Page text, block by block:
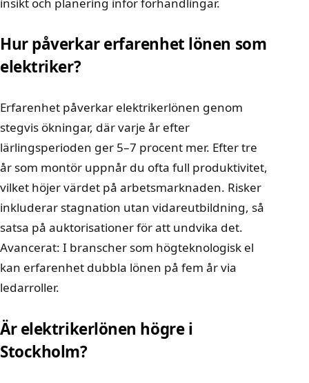
Hur påverkar erfarenhet lönen som
elektriker?
Erfarenhet påverkar elektrikerlönen genom
stegvis ökningar, där varje år efter
lärlingsperioden ger 5–7 procent mer. Efter tre
år som montör uppnår du ofta full produktivitet,
vilket höjer värdet på arbetsmarknaden. Risker
inkluderar stagnation utan vidareutbildning, så
satsa på auktorisationer för att undvika det.
Avancerat: I branscher som högteknologisk el
kan erfarenhet dubbla lönen på fem år via
ledarroller.
Är elektrikerlönen högre i
Stockholm?